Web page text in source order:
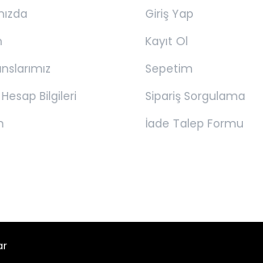
Bilgileri
Giriş Yap
Kayıt Ol
Sepetim
Sipariş Sorgulama
İade Talep Formu